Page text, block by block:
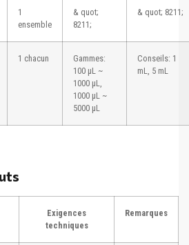
1
ensemble
& quot;
8211;
& quot; 8211;
1 chacun
Gammes:
100 μL ~
1000 μL,
1000 μL ~
5000 μL
Conseils: 1
mL, 5 mL
Exigences
techniques
Remarques